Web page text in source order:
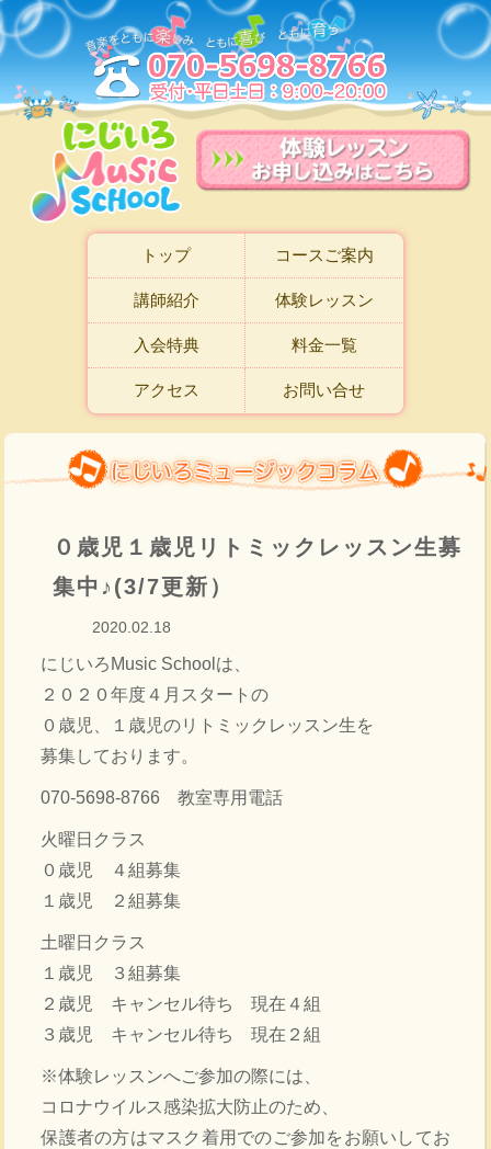
トップ コースご案内
講師紹介 体験レッスン
入会特典 料金一覧
アクセス お問い合せ
０歳児１歳児リトミックレッスン生募
集中♪(3/7更新）
2020.02.18
にじいろMusic Schoolは、
２０２０年度４月スタートの
０歳児、１歳児のリトミックレッスン生を
募集しております。
070-5698-8766 教室専用電話
火曜日クラス
０歳児 ４組募集
１歳児 ２組募集
土曜日クラス
１歳児 ３組募集
２歳児 キャンセル待ち 現在４組
３歳児 キャンセル待ち 現在２組
※体験レッスンへご参加の際には、
コロナウイルス感染拡大防止のため、
保護者の方はマスク着用でのご参加をお願いしてお